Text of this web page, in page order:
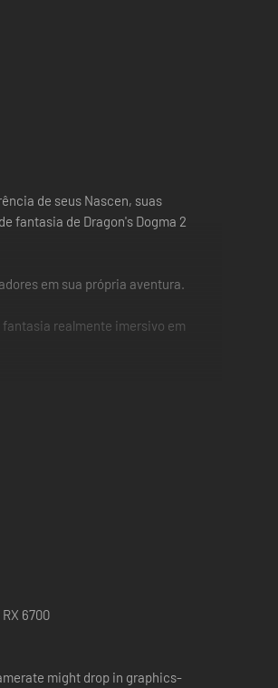
de seus Nascen, suas
fantasia de Dragon's Dogma 2
em sua própria aventura.
realmente imersivo em
6700
might drop in graphics-